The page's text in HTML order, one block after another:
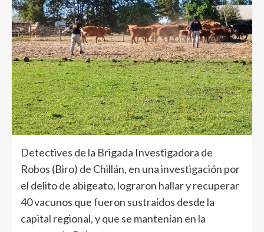
Detectives de la Brigada Investigadora de
Robos (Biro) de Chillán, en una investigación por
el delito de abigeato, lograron hallar y recuperar
40 vacunos que fueron sustraídos desde la
capital regional, y que se mantenían en la